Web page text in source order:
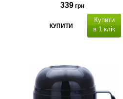
339 грн
КУПИТИ
Купити
в 1 клік